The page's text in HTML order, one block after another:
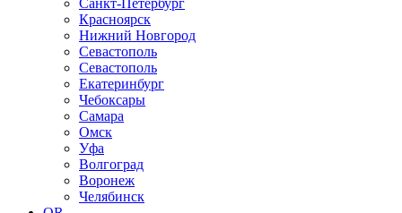
Санкт-Петербург
Красноярск
Нижний Новгород
Севастополь
Севастополь
Екатеринбург
Чебоксары
Самара
Омск
Уфа
Волгоград
Воронеж
Челябинск